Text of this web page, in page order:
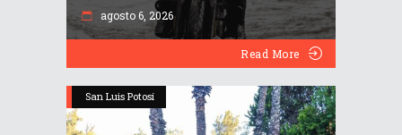
agosto 6, 2026
Read More
San Luis Potosí